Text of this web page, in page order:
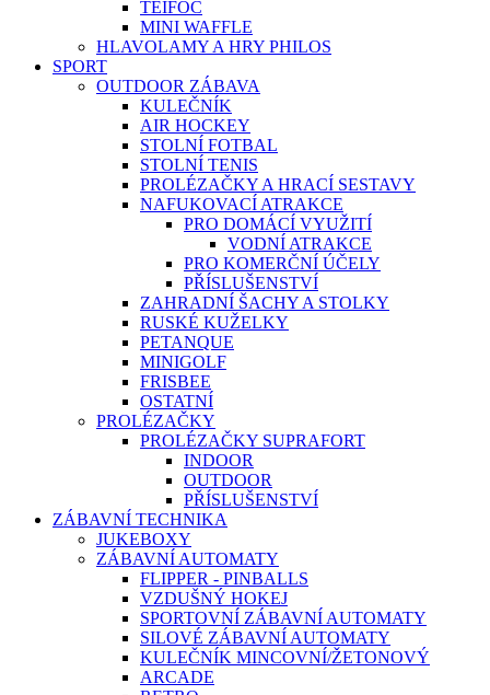
TEIFOC
MINI WAFFLE
HLAVOLAMY A HRY PHILOS
SPORT
OUTDOOR ZÁBAVA
KULEČNÍK
AIR HOCKEY
STOLNÍ FOTBAL
STOLNÍ TENIS
PROLÉZAČKY A HRACÍ SESTAVY
NAFUKOVACÍ ATRAKCE
PRO DOMÁCÍ VYUŽITÍ
VODNÍ ATRAKCE
PRO KOMERČNÍ ÚČELY
PŘÍSLUŠENSTVÍ
ZAHRADNÍ ŠACHY A STOLKY
RUSKÉ KUŽELKY
PETANQUE
MINIGOLF
FRISBEE
OSTATNÍ
PROLÉZAČKY
PROLÉZAČKY SUPRAFORT
INDOOR
OUTDOOR
PŘÍSLUŠENSTVÍ
ZÁBAVNÍ TECHNIKA
JUKEBOXY
ZÁBAVNÍ AUTOMATY
FLIPPER - PINBALLS
VZDUŠNÝ HOKEJ
SPORTOVNÍ ZÁBAVNÍ AUTOMATY
SILOVÉ ZÁBAVNÍ AUTOMATY
KULEČNÍK MINCOVNÍ/ŽETONOVÝ
ARCADE